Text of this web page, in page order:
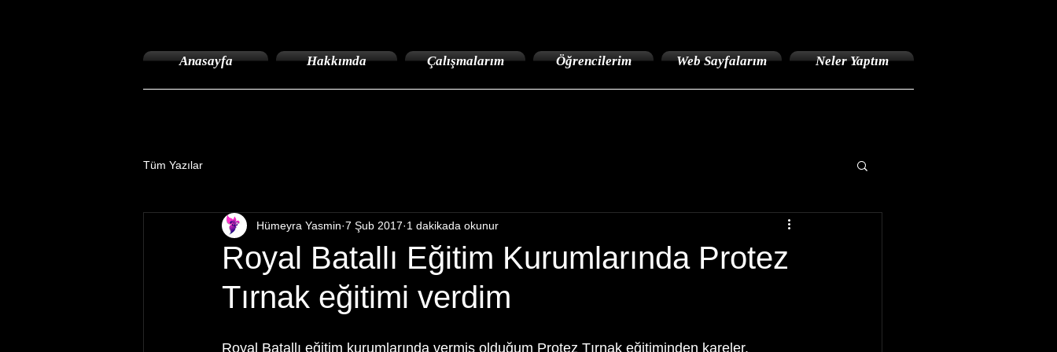
Anasayfa Hakkımda Çalışmalarım Öğrencilerim Web Sayfalarım Neler Yaptım
Tüm Yazılar
Royal Batallı Eğitim Kurumlarında Protez
Tırnak eğitimi verdim
Hümeyra Yasmin 7 Şub 2017 1 dakikada okunur
Royal Batallı eğitim kurumlarında vermiş olduğum Protez Tırnak eğitiminden kareler.